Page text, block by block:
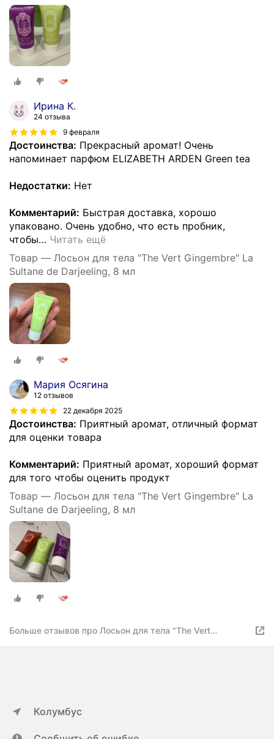
Ирина К.
24 отзыва
9 февраля
Достоинства: Прекрасный аромат! Очень
напоминает парфюм ELIZABETH ARDEN Green tea
Недостатки: Нет
Комментарий: Быстрая доставка, хорошо
упаковано. Очень удобно, что есть пробник,
чтобы… Читать ещё
Товар — Лосьон для тела "The Vert Gingembre" La
Sultane de Darjeeling, 8 мл
Мария Осягина
12 отзывов
22 декабря 2025
Достоинства: Приятный аромат, отличный формат
для оценки товара
Комментарий: Приятный аромат, хороший формат
для того чтобы оценить продукт
Товар — Лосьон для тела "The Vert Gingembre" La
Sultane de Darjeeling, 8 мл
Больше отзывов про Лосьон для тела "The Vert
Колумбус